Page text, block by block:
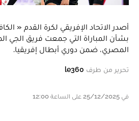
أصدر الاتحاد الإفريقي لكرة القدم «
بشأن المباراة التي جمعت فريق الجي
المصري، ضمن دوري أبطال إفريقيا.
تحرير من طرف le360
في 25/12/2025 على الساعة 12:00